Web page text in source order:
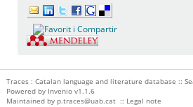
Traces : Catalan language and literature database ::
Powered by Inveniov1.1.6
Maintained by p.traces@uab.cat:: Legal note